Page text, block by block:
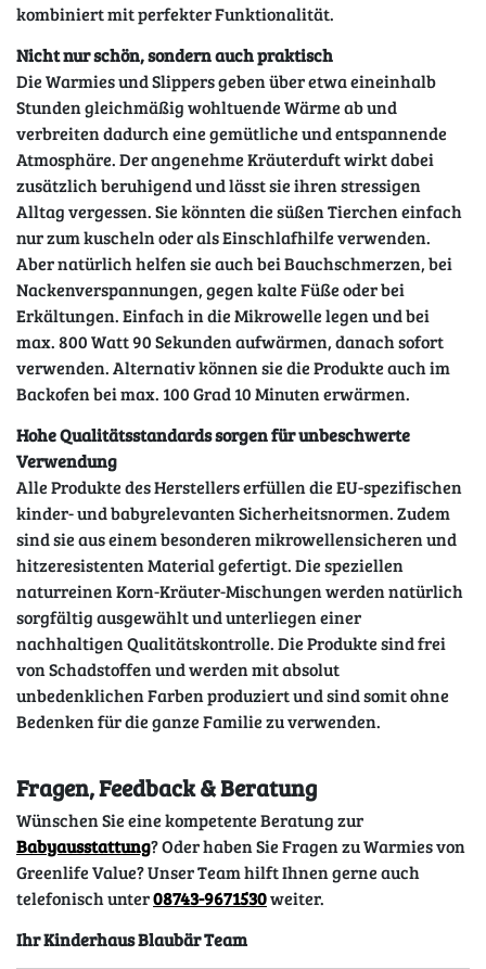
kombiniert mit perfekter Funktionalität.
Nicht nur schön, sondern auch praktisch
Die Warmies und Slippers geben über etwa eineinhalb
Stunden gleichmäßig wohltuende Wärme ab und
verbreiten dadurch eine gemütliche und entspannende
Atmosphäre. Der angenehme Kräuterduft wirkt dabei
zusätzlich beruhigend und lässt sie ihren stressigen
Alltag vergessen. Sie könnten die süßen Tierchen einfach
nur zum kuscheln oder als Einschlafhilfe verwenden.
Aber natürlich helfen sie auch bei Bauchschmerzen, bei
Nackenverspannungen, gegen kalte Füße oder bei
Erkältungen. Einfach in die Mikrowelle legen und bei
max. 800 Watt 90 Sekunden aufwärmen, danach sofort
verwenden. Alternativ können sie die Produkte auch im
Backofen bei max. 100 Grad 10 Minuten erwärmen.
Hohe Qualitätsstandards sorgen für unbeschwerte
Verwendung
Alle Produkte des Herstellers erfüllen die EU-spezifischen
kinder- und babyrelevanten Sicherheitsnormen. Zudem
sind sie aus einem besonderen mikrowellensicheren und
hitzeresistenten Material gefertigt. Die speziellen
naturreinen Korn-Kräuter-Mischungen werden natürlich
sorgfältig ausgewählt und unterliegen einer
nachhaltigen Qualitätskontrolle. Die Produkte sind frei
von Schadstoffen und werden mit absolut
unbedenklichen Farben produziert und sind somit ohne
Bedenken für die ganze Familie zu verwenden.
Fragen, Feedback & Beratung
Wünschen Sie eine kompetente Beratung zur
Babyausstattung? Oder haben Sie Fragen zu Warmies von
Greenlife Value? Unser Team hilft Ihnen gerne auch
telefonisch unter08743-9671530weiter.
Ihr Kinderhaus Blaubär Team